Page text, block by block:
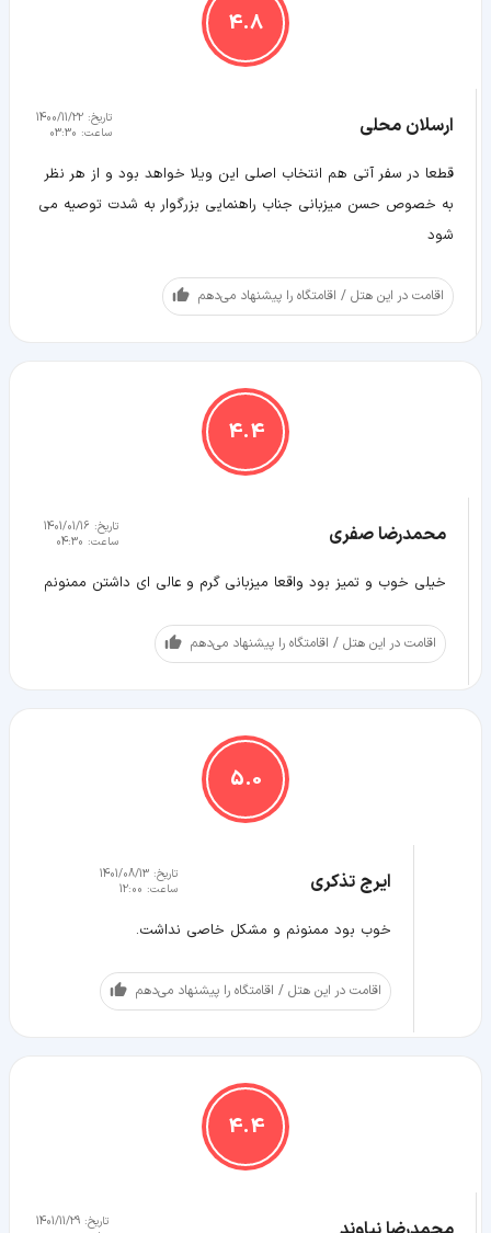
4.8
ارسلان محلی تاریخ: 1400/11/22
ساعت: 03:30
قطعا در سفر آتى هم انتخاب اصلى اين ويلا خواهد بود و از هر نظر
به خصوص حسن ميزبانى جناب راهنمايى بزرگوار به شدت توصيه مى
شود
اقامت در این هتل / اقامتگاه را پیشنهاد می‌دهم
4.4
محمدرضا صفري تاریخ: 1401/01/16
ساعت: 04:30
خیلی خوب و تمیز بود واقعا میزبانی گرم و عالی ای داشتن ممنونم
اقامت در این هتل / اقامتگاه را پیشنهاد می‌دهم
5.0
ایرج تذکری تاریخ:1401/08/13
ساعت: 12:00
خوب بود ممنونم و مشکل خاصی نداشت.
اقامت در این هتل / اقامتگاه را پیشنهاد می‌دهم
4.4
تاریخ: 1401/11/29